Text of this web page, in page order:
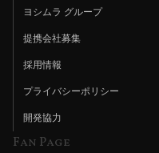
ヨシムラ グループ
提携会社募集
採用情報
プライバシーポリシー
開発協力
Fan Page